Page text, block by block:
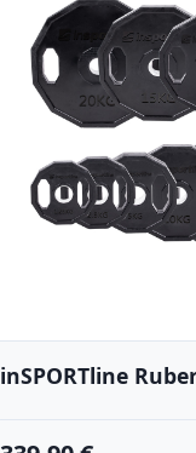
inSPORTline